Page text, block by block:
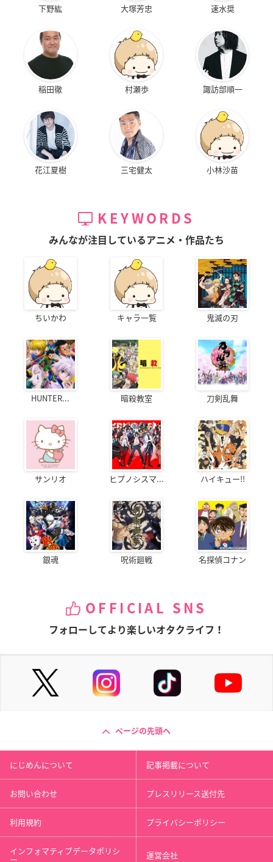
下野紘 大塚芳忠 速水奨
稲田徹 村瀬歩 諏訪部順一
花江夏樹 三宅健太 小林沙苗
KEYWORDS
みんなが注目しているアニメ・作品たち
ちいかわ キャラ一覧 鬼滅の刃
HUNTER... 暗殺教室 刀剣乱舞
サンリオ ヒプノシスマ... ハイキュー!!
銀魂 呪術廻戦 名探偵コナン
OFFICIAL SNS
フォローしてより楽しいオタクライフ！
ページの先頭へ
にじめんについて 記事掲載について
お問い合わせ プレスリリース送付先
利用規約 プライバシーポリシー
インフォマティブデータポリシ
ー 運営会社